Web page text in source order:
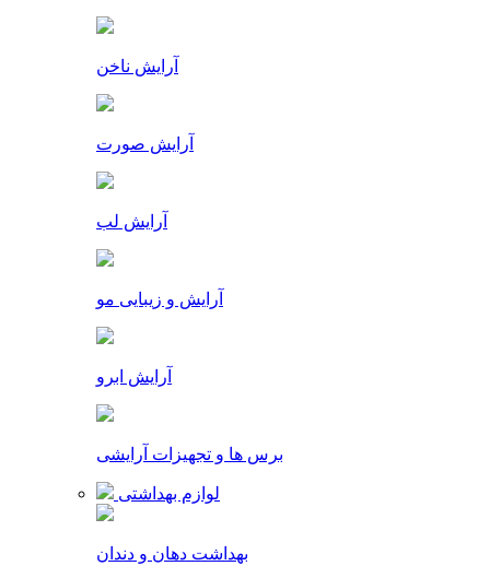
آرایش ناخن
آرایش صورت
آرایش لب
آرایش و زیبایی مو
آرایش ابرو
برس ها و تجهیزات آرایشی
لوازم بهداشتی
بهداشت دهان و دندان